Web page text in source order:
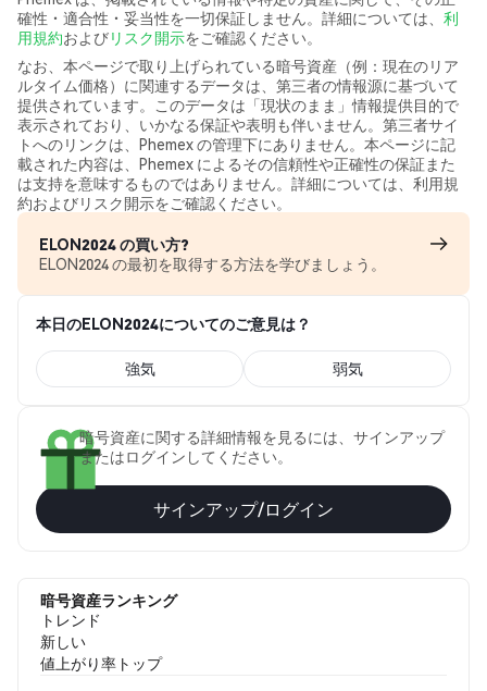
確性・適合性・妥当性を一切保証しません。詳細については、 利
用規約およびリスク開示をご確認ください。
なお、本ページで取り上げられている暗号資産（例：現在のリア
ルタイム価格）に関連するデータは、第三者の情報源に基づいて
提供されています。このデータは「現状のまま」情報提供目的で
表示されており、いかなる保証や表明も伴いません。第三者サイ
トへのリンクは、Phemex の管理下にありません。本ページに記
載された内容は、Phemex によるその信頼性や正確性の保証また
は支持を意味するものではありません。詳細については、利用規
約およびリスク開示をご確認ください。
ELON2024 の買い方?
ELON2024 の最初を取得する方法を学びましょう。
本日のELON2024についてのご意見は？
強気 弱気
暗号資産に関する詳細情報を見るには、サインアップ
またはログインしてください。
サインアップ/ログイン
暗号資産ランキング
トレンド
新しい
値上がり率トップ